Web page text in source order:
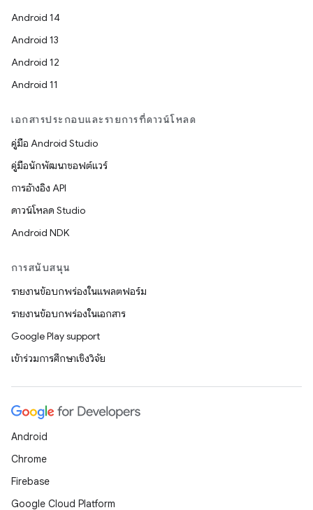
Android 14
Android 13
Android 12
Android 11
เอกสารประกอบและรายการที่ดาวน์โหลด
คู่มือ Android Studio
คู่มือนักพัฒนาซอฟต์แวร์
การอ้างอิง API
ดาวน์โหลด Studio
Android NDK
การสนับสนุน
รายงานข้อบกพร่องในแพลตฟอร์ม
รายงานข้อบกพร่องในเอกสาร
Google Play support
เข้าร่วมการศึกษาเชิงวิจัย
Android
Chrome
Firebase
Google Cloud Platform